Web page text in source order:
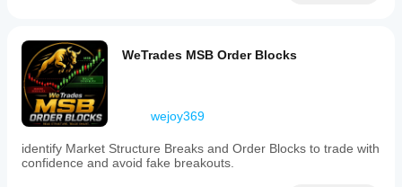
and
cryptocurrencies,
making
it
useful
for
traders
seeking
to
WeTrades MSB Order Blocks
wejoy369
identify Market Structure Breaks and Order Blocks to trade with
confidence and avoid fake breakouts.